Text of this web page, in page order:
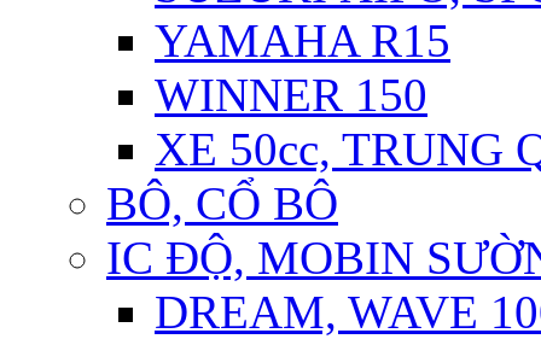
YAMAHA R15
WINNER 150
XE 50cc, TRUNG
BÔ, CỔ BÔ
IC ĐỘ, MOBIN
DREAM, WAVE